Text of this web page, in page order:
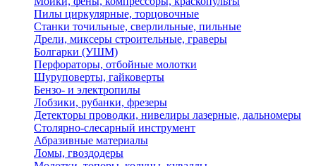
Пилы циркулярные, торцовочные
Станки точильные, сверлильные, пильные
Дрели, миксеры строительные, граверы
Болгарки (УШМ)
Перфораторы, отбойные молотки
Шуруповерты, гайковерты
Бензо- и электропилы
Лобзики, рубанки, фрезеры
Детекторы проводки, нивелиры лазерные, дальномеры
Столярно-слесарный инструмент
Абразивные материалы
Ломы, гвоздодеры